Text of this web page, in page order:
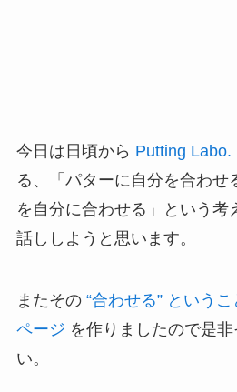
今日は日頃から Putting Labo.
る、「パターに自分を合わせ
を自分に合わせる」という考
話ししようと思います。
またその “合わせる” という
ページ を作りましたので是
い。